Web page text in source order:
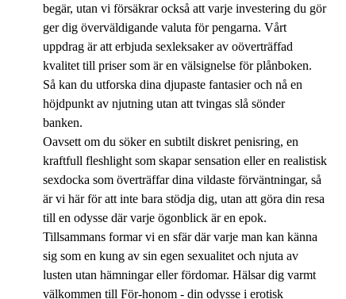
begär, utan vi försäkrar också att varje investering du gör
ger dig överväldigande valuta för pengarna. Vårt
uppdrag är att erbjuda sexleksaker av oöverträffad
kvalitet till priser som är en välsignelse för plånboken.
Så kan du utforska dina djupaste fantasier och nå en
höjdpunkt av njutning utan att tvingas slå sönder
banken.
Oavsett om du söker en subtilt diskret penisring, en
kraftfull fleshlight som skapar sensation eller en realistisk
sexdocka som överträffar dina vildaste förväntningar, så
är vi här för att inte bara stödja dig, utan att göra din resa
till en odysse där varje ögonblick är en epok.
Tillsammans formar vi en sfär där varje man kan känna
sig som en kung av sin egen sexualitet och njuta av
lusten utan hämningar eller fördomar. Hälsar dig varmt
välkommen till För-honom - din odysse i erotisk